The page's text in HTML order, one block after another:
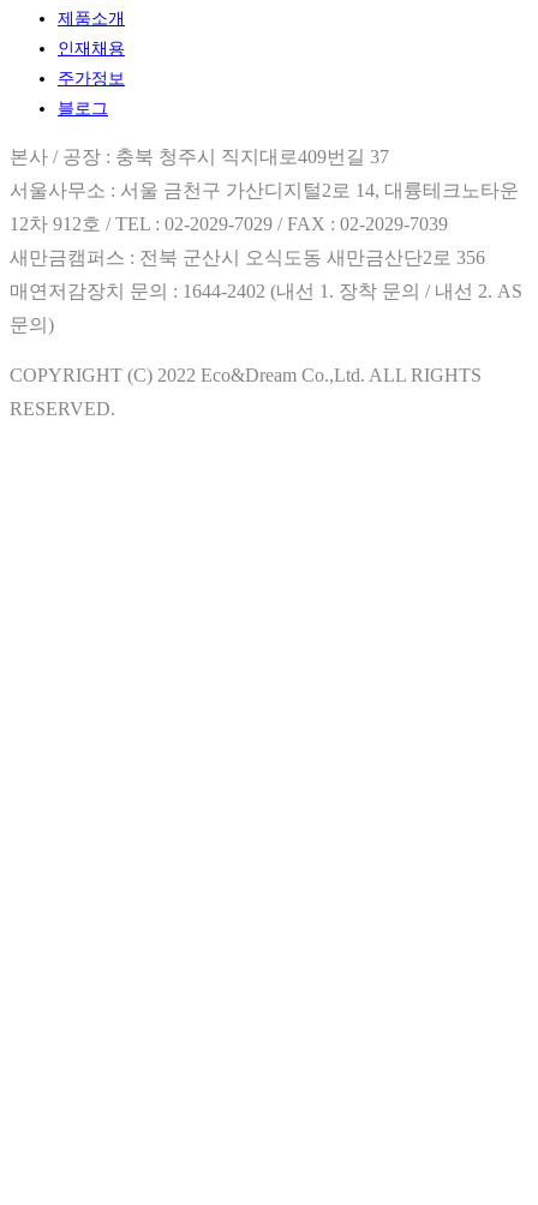
제품소개
인재채용
주가정보
블로그
본사 / 공장 : 충북 청주시 직지대로409번길 37
서울사무소 : 서울 금천구 가산디지털2로 14, 대륭테크노타운
12차 912호 / TEL : 02-2029-7029 / FAX : 02-2029-7039
새만금캠퍼스 : 전북 군산시 오식도동 새만금산단2로 356
매연저감장치 문의 : 1644-2402 (내선 1. 장착 문의 / 내선 2. AS
문의)
COPYRIGHT (C) 2022 Eco&Dream Co.,Ltd. ALL RIGHTS
RESERVED.